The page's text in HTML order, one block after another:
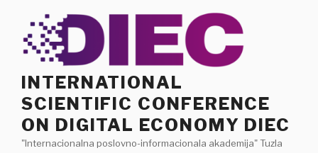
INTERNATIONAL
SCIENTIFIC CONFERENCE
ON DIGITAL ECONOMY DIEC
"Internacionalna poslovno-informacionala akademija" Tuzla